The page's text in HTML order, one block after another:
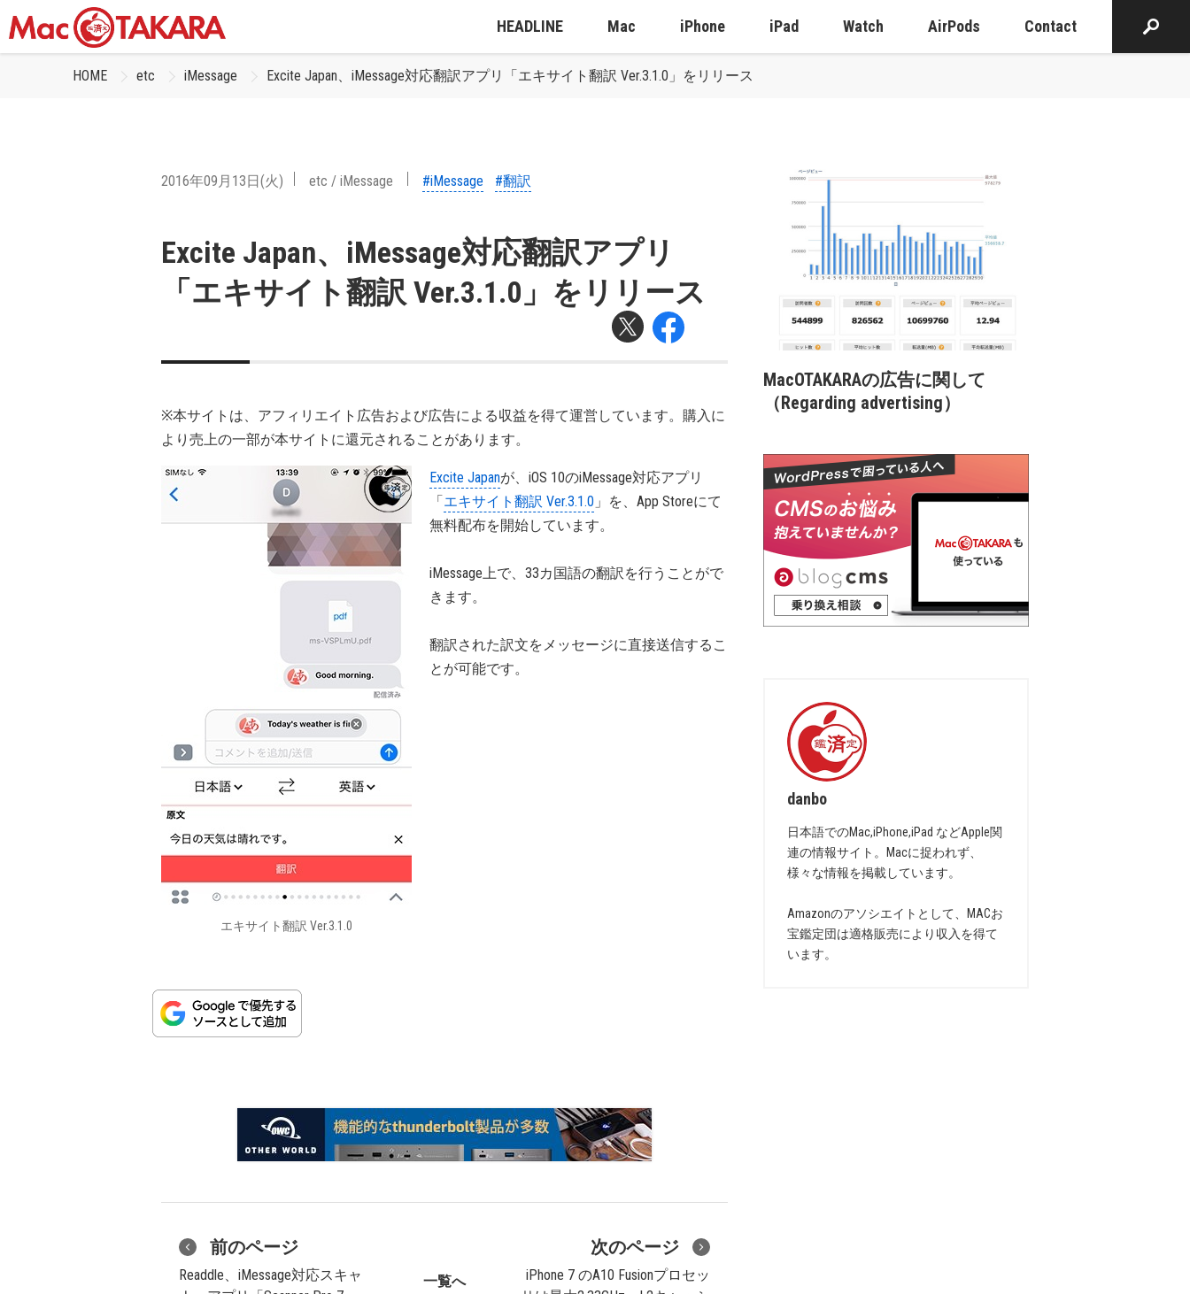
HEADLINE Mac iPhone iPad Watch AirPods Contact
HOME etc iMessage Excite Japan、iMessage対応翻訳アプリ「エキサイト翻訳 Ver.3.1.0」をリリース
2016年09月13日(火) etc / iMessage #iMessage #翻訳
Excite Japan、iMessage対応翻訳アプリ
「エキサイト翻訳 Ver.3.1.0」をリリース
※本サイトは、アフィリエイト広告および広告による収益を得て運営しています。購入に
より売上の一部が本サイトに還元されることがあります。
エキサイト翻訳 Ver.3.1.0
Excite Japanが、iOS 10のiMessage対応アプリ
「エキサイト翻訳 Ver.3.1.0 」を、App Storeにて
無料配布を開始しています。
iMessage上で、33カ国語の翻訳を行うことがで
きます。
翻訳された訳文をメッセージに直接送信するこ
とが可能です。
前のページ
Readdle、iMessage対応スキャ
一覧へ
次のページ
iPhone 7 のA10 Fusionプロセッ
MacOTAKARAの広告に関して
（Regarding advertising）
danbo
日本語でのMac,iPhone,iPad などApple関
連の情報サイト。Macに捉われず、
様々な情報を掲載しています。
Amazonのアソシエイトとして、MACお
宝鑑定団は適格販売により収入を得て
います。